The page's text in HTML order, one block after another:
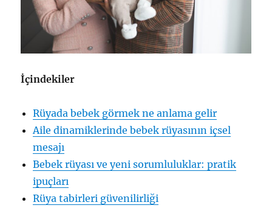
İçindekiler
Rüyada bebek görmek ne anlama gelir
Aile dinamiklerinde bebek rüyasının içsel
mesajı
Bebek rüyası ve yeni sorumluluklar: pratik
ipuçları
Rüya tabirleri güvenilirliği